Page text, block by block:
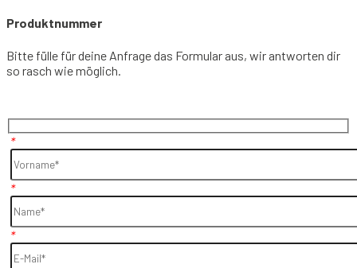
Produktnummer
Bitte fülle für deine Anfrage das Formular aus, wir antworten dir
so rasch wie möglich.
*
*
*